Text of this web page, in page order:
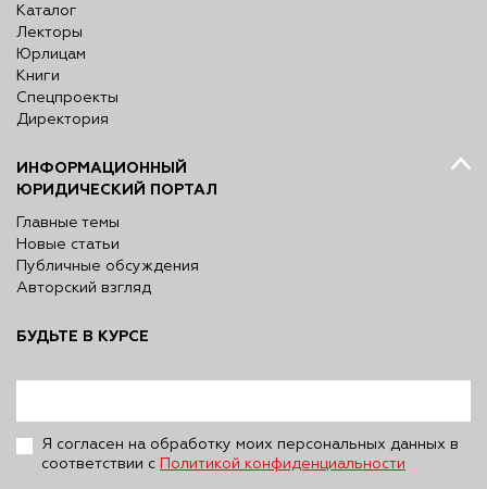
Каталог
Лекторы
Юрлицам
Книги
Спецпроекты
Директория
ИНФОРМАЦИОННЫЙ
ЮРИДИЧЕСКИЙ ПОРТАЛ
Главные темы
Новые статьи
Публичные обсуждения
Авторский взгляд
БУДЬТЕ В КУРСЕ
Я согласен на обработку моих персональных данных в
соответствии с
Политикой конфиденциальности